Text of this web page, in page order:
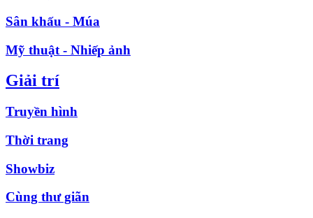
Sân khấu - Múa
Mỹ thuật - Nhiếp ảnh
Giải trí
Truyền hình
Thời trang
Showbiz
Cùng thư giãn